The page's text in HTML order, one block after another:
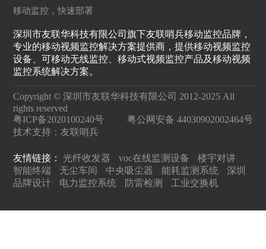
移动监控，快速部署
深圳市友联华科技有限公司旗下友联哨兵移动监控品牌，
专业的移动视频监控解决方案提供商，提供移动视频监控
设备、可移动无线监控、移动式视频监控产品及移动视频
监控系统解决方案。
Copyright © 深圳市友联华科技有限公司 2012-2025 All
rights reserved
粤ICP备2020100240号
粤公网安备 44030902002464号
技术支持：友联哨兵
友情链接： 光纤收发器 voc在线监测设备
楼宇对讲
智能终端
无尘车间 中央吸尘器 能耗监测系统
深圳
品牌设计
电力监控系统 防雷检测 工业交换机